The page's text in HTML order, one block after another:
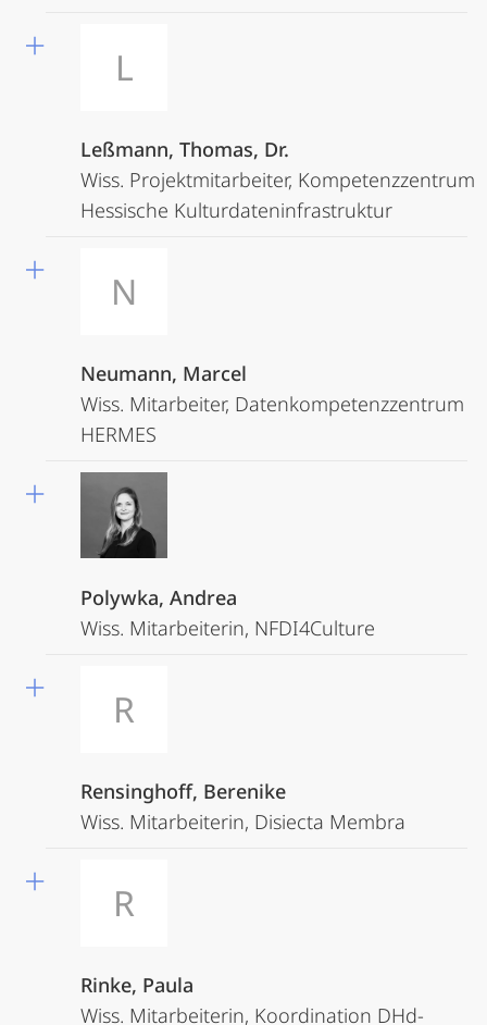
L
Leßmann, Thomas, Dr.
Wiss. Projektmitarbeiter, Kompetenzzentrum
Hessische Kulturdateninfrastruktur
N
Neumann, Marcel
Wiss. Mitarbeiter, Datenkompetenzzentrum
HERMES
Polywka, Andrea
Wiss. Mitarbeiterin, NFDI4Culture
R
Rensinghoff, Berenike
Wiss. Mitarbeiterin, Disiecta Membra
R
Rinke, Paula
Wiss. Mitarbeiterin, Koordination DHd-